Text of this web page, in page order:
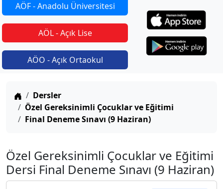
AÖF - Anadolu Üniversitesi
AÖL - Açık Lise
AÖO - Açık Ortaokul
Anasayfa
Dersler
Özel Gereksinimli Çocuklar ve Eğitimi
Final Deneme Sınavı (9 Haziran)
Özel Gereksinimli Çocuklar ve Eğitimi
Dersi Final Deneme Sınavı (9 Haziran)